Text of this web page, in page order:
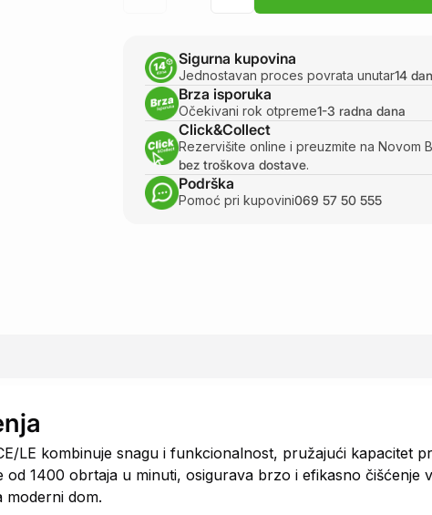
Sigurna kupovina
Jednostavan proces povrata unutar14
Brza isporuka
Očekivani rok otpreme1-3 radna dana
Click&Collect
Rezervišite online i preuzmite na Novom
bez troškova dostave.
Podrška
Pomoć pri kupovini069 57 50 555
LE kombinuje snagu i funkcionalnost, pružajući kapacitet
1400 obrtaja u minuti, osigurava brzo i efikasno čišćenje
moderni dom.